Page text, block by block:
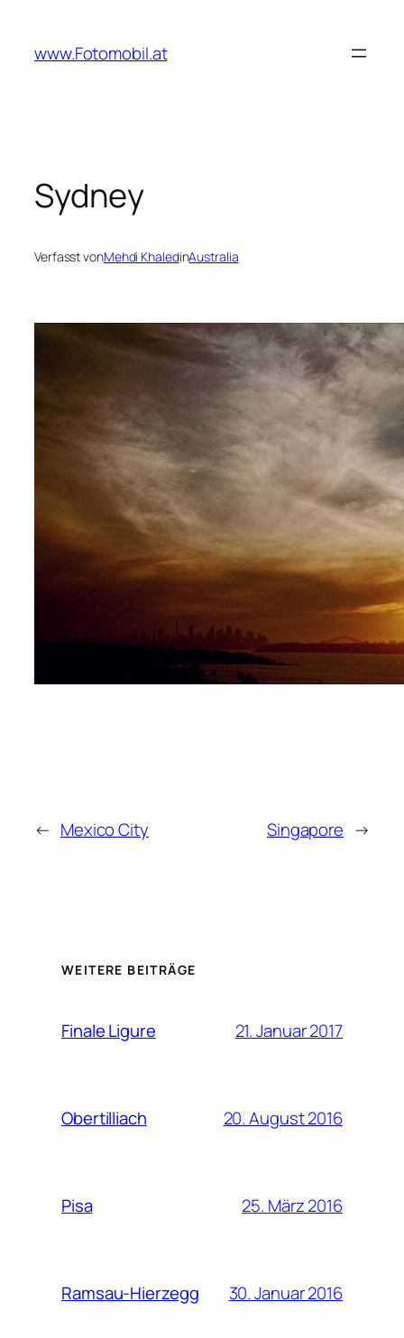
springen
www.Fotomobil.at
Sydney
Verfasst vonMehdi KhaledinAustralia
← Mexico City Singapore →
WEITERE BEITRÄGE
Finale Ligure 21. Januar 2017
Obertilliach 20. August 2016
Pisa 25. März 2016
Ramsau-Hierzegg 30. Januar 2016